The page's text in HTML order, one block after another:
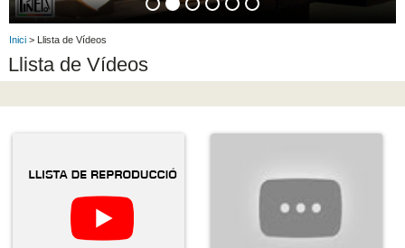
Inici > Llista de Vídeos
Llista de Vídeos